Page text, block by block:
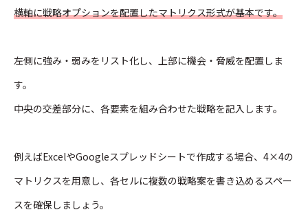
横軸に戦略オプションを配置したマトリクス形式が基本です。
左側に強み・弱みをリスト化し、上部に機会・脅威を配置しま
す。
中央の交差部分に、各要素を組み合わせた戦略を記入します。
例えばExcelやGoogleスプレッドシートで作成する場合、4×4の
マトリクスを用意し、各セルに複数の戦略案を書き込めるスペー
スを確保しましょう。